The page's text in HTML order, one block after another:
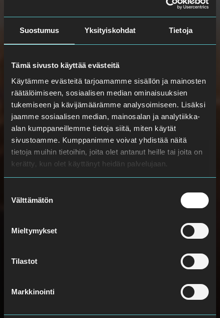
Suostumus Yksityiskohdat Tietoja
Tämä sivusto käyttää evästeitä
Käytämme evästeitä tarjoamamme sisällön ja mainosten
räätälöimiseen, sosiaalisen median ominaisuuksien
tukemiseen ja kävijämäärämme analysoimiseen. Lisäksi
jaamme sosiaalisen median, mainosalan ja analytiikka-
alan kumppaneillemme tietoja siitä, miten käytät
sivustoamme. Kumppanimme voivat yhdistää näitä
tietoja muihin tietoihin, joita olet antanut heille tai joita on
kerätty, kun olet käyttänyt heidän palvelujaan.
valinta
Välttämätön
Mieltymykset
Tilastot
Markkinointi